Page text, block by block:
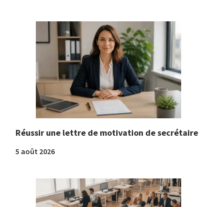
Réussir une lettre de motivation de secrétaire
5 août 2026